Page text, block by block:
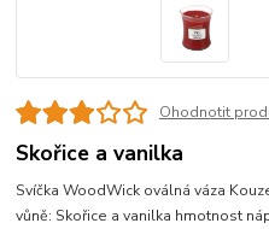
Ohodnotit
Skořice a vanilka
Svíčka WoodWick oválná váza
vůně: Skořice a vanilka hmotnost